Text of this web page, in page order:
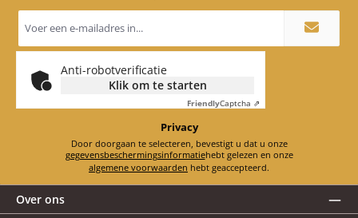
mailadres
Anti-robotverificatie
Klik om te starten
FriendlyCaptcha ⇗
Privacy
Door doorgaan te selecteren, bevestigt u dat u onze
gegevensbeschermingsinformatie
hebt gelezen en onze
algemene voorwaarden hebt geaccepteerd.
Over ons